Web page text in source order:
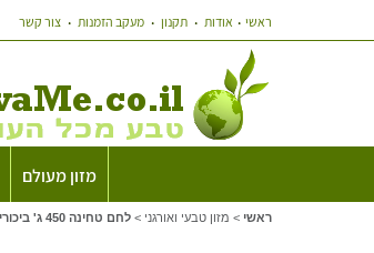
ראשי אודות תקנון מעקב הזמנות צור קשר
מזון מעולם
ראשי > מזון טבעי ואורגני > לחם טחינה 450 ג' ביכורים